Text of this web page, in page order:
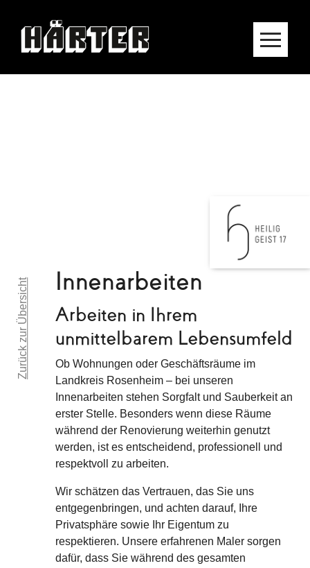
Zurück zur Übersicht Innenarbeiten
Arbeiten in Ihrem
unmittelbarem Lebensumfeld
Ob Wohnungen oder Geschäftsräume im
Landkreis Rosenheim – bei unseren
Innenarbeiten stehen Sorgfalt und Sauberkeit an
erster Stelle. Besonders wenn diese Räume
während der Renovierung weiterhin genutzt
werden, ist es entscheidend, professionell und
respektvoll zu arbeiten.
Wir schätzen das Vertrauen, das Sie uns
entgegenbringen, und achten darauf, Ihre
Privatsphäre sowie Ihr Eigentum zu
respektieren. Unsere erfahrenen Maler sorgen
dafür, dass Sie während des gesamten